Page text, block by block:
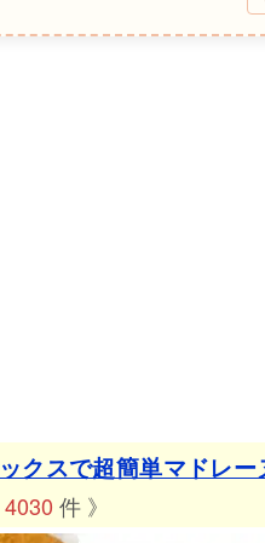
で簡単！基本のしっとりマドレ
◇米油&米粉のマドレーヌ◇
クスで超簡単マドレー
4030 件 》